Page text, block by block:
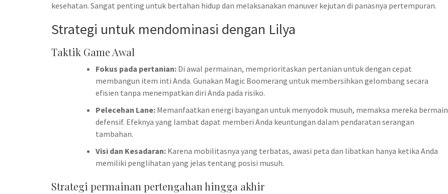
kesehatan. Sangat penting untuk bertahan hidup dan melaksanakan manuver kejutan di panasnya pertempuran.
Strategi untuk mendominasi dengan Lilya
Taktik Game Awal
Fokus pada pertanian: Di awal permainan, memprioritaskan pertanian untuk dengan cepat
membangun item inti Anda. Gunakan Magic Boomerang untuk membersihkan gelombang secara
efisien tanpa menempatkan diri Anda pada risiko.
Pelecehan Lane: Memanfaatkan energi bayangan untuk menyodok musuh, memaksa mereka bermain
defensif. Efeknya yang lambat dapat memberi Anda keuntungan dalam pendaratan serangan
tambahan.
Visi dan Kesadaran: Karena mobilitasnya yang terbatas, awasi peta dan libatkan hanya ketika Anda
memiliki penglihatan yang jelas tentang posisi musuh.
Strategi permainan pertengahan hingga akhir